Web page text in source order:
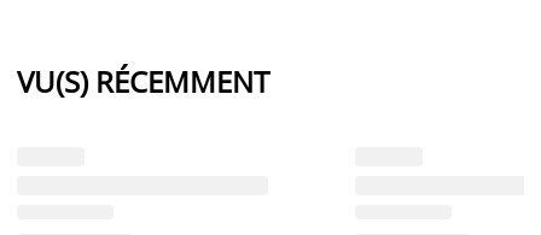
VU(S) RÉCEMMENT